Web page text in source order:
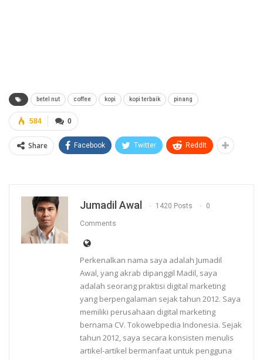
betel nut coffee kopi kopi terbaik pinang
0
584
Share Facebook Twitter ReddIt
Jumadil Awal 1420 Posts 0
Comments
Perkenalkan nama saya adalah Jumadil
Awal, yang akrab dipanggil Madil, saya
adalah seorang praktisi digital marketing
yang berpengalaman sejak tahun 2012. Saya
memiliki perusahaan digital marketing
bernama CV. Tokowebpedia Indonesia. Sejak
tahun 2012, saya secara konsisten menulis
artikel-artikel bermanfaat untuk pengguna